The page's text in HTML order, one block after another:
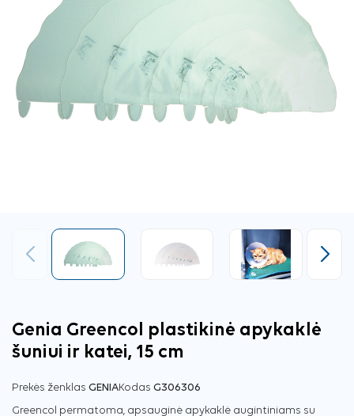
Ankstesnis Tęsti
Genia Greencol plastikinė apykaklė
šuniui ir katei, 15 cm
Prekės ženklas GENIAKodas G306306
Greencol permatoma, apsauginė apykaklė augintiniams su